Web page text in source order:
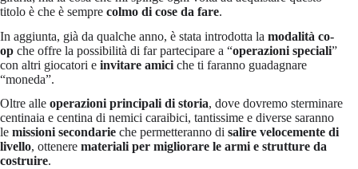
titolo è che è sempre colmo di cose da fare.
In aggiunta, già da qualche anno, è stata introdotta la modalità co-
op che offre la possibilità di far partecipare a “operazioni speciali”
con altri giocatori e invitare amici che ti faranno guadagnare
“moneda”.
Oltre alle operazioni principali di storia, dove dovremo sterminare
centinaia e centina di nemici caraibici, tantissime e diverse saranno
le missioni secondarie che permetteranno di salire velocemente di
livello, ottenere materiali per migliorare le armi e strutture da
costruire.